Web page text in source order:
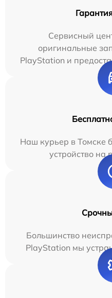
Сервисный
оригинальные
PlayStation и
Наш курьер в Томске
устройство на
Большинство
PlayStation мы